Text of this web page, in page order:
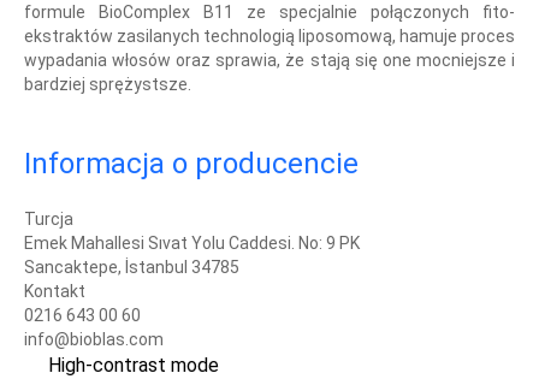
formule BioComplex B11 ze specjalnie połączonych fito-
ekstraktów zasilanych technologią liposomową, hamuje proces
wypadania włosów oraz sprawia, że stają się one mocniejsze i
bardziej sprężystsze.
Informacja o producencie
Turcja
Emek Mahallesi Sıvat Yolu Caddesi. No: 9 PK
Sancaktepe, İstanbul 34785
Kontakt
0216 643 00 60
info@bioblas.com
High-contrast mode